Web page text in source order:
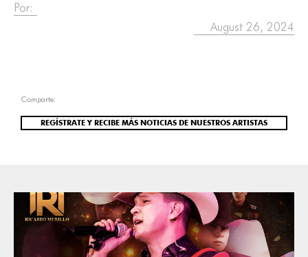
Por:
August 26, 2024
Comparte:
REGÍSTRATE Y RECIBE MÁS NOTICIAS DE NUESTROS ARTISTAS